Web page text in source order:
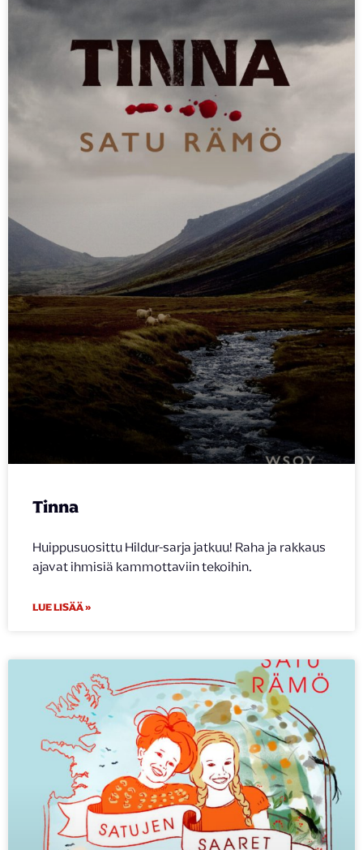
Tinna
Huippusuosittu Hildur-sarja jatkuu! Raha ja rakkaus
ajavat ihmisiä kammottaviin tekoihin.
LUE LISÄÄ »